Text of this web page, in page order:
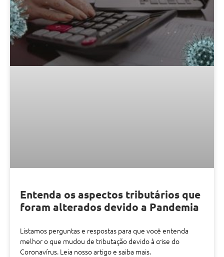
Entenda os aspectos tributários que
foram alterados devido a Pandemia
Listamos perguntas e respostas para que você entenda
melhor o que mudou de tributação devido à crise do
Coronavírus. Leia nosso artigo e saiba mais.